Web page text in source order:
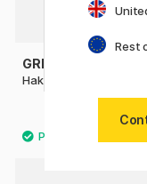
GREETING LIFE
Hako Stickers Bakery
Rest